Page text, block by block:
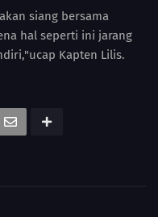
siang bersama
hal seperti ini jarang
Kapten Lilis.